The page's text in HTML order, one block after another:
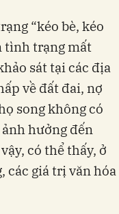
“kéo bè, kéo
tình trạng mất
sát tại các địa
về đất đai, nợ
song không có
hưởng đến
có thể thấy, ở
các giá trị văn hóa